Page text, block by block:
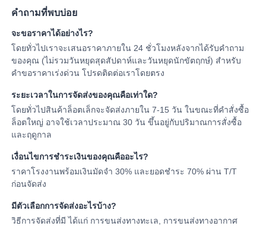
คำถามที่พบบ่อย
จะขอราคาได้อย่างไร?
โดยทั่วไปเราจะเสนอราคาภายใน 24 ชั่วโมงหลังจากได้รับคำถาม
ของคุณ (ไม่รวมวันหยุดสุดสัปดาห์และวันหยุดนักขัตฤกษ์) สำหรับ
คำขอราคาเร่งด่วน โปรดติดต่อเราโดยตรง
ระยะเวลาในการจัดส่งของคุณคือเท่าใด?
โดยทั่วไปสินค้าล็อตเล็กจะจัดส่งภายใน 7-15 วัน ในขณะที่คำสั่งซื้อ
ล็อตใหญ่ อาจใช้เวลาประมาณ 30 วัน ขึ้นอยู่กับปริมาณการสั่งซื้อ
และฤดูกาล
เงื่อนไขการชำระเงินของคุณคืออะไร?
ราคาโรงงานพร้อมเงินมัดจำ 30% และยอดชำระ 70% ผ่าน T/T
ก่อนจัดส่ง
มีตัวเลือกการจัดส่งอะไรบ้าง?
วิธีการจัดส่งที่มี ได้แก่ การขนส่งทางทะเล, การขนส่งทางอากาศ